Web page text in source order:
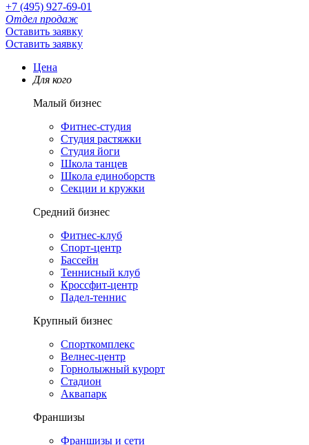
+7 (495) 927-69-01
Отдел продаж
Оставить заявку
Оставить заявку
Цена
Для кого
Малый бизнес
Фитнес-студия
Студия растяжки
Студия йоги
Школа танцев
Школа единоборств
Секции и кружки
Средний бизнес
Фитнес-клуб
Спорт-центр
Бассейн
Теннисный клуб
Кроссфит-центр
Падел-теннис
Крупный бизнес
Спорткомплекс
Велнес-центр
Горнолыжный курорт
Стадион
Аквапарк
Франшизы
Франшизы и сети